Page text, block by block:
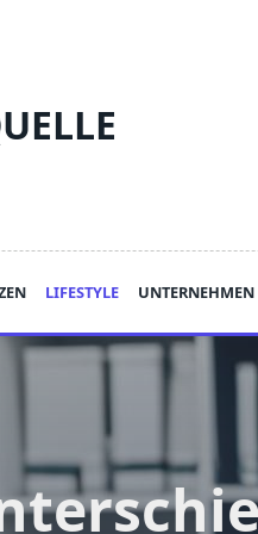
LIFESTYLE UNTERNEHMEN